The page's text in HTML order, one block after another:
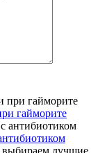
гайморите